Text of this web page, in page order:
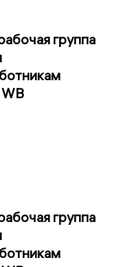
группа
группа